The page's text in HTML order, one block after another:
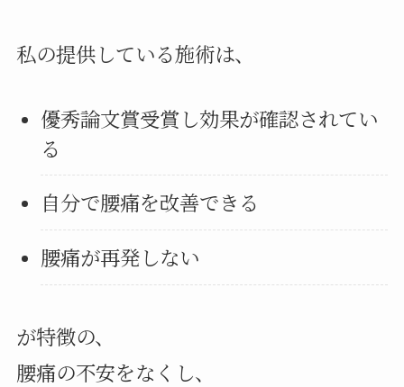
私の提供している施術は、
優秀論文賞受賞し効果が確認されてい
る
自分で腰痛を改善できる
腰痛が再発しない
が特徴の、
腰痛の不安をなくし、